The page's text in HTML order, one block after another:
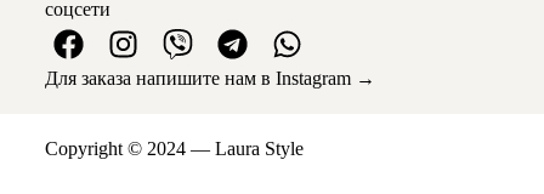
соцсети
Для заказа напишите нам в Instagram →
Copyright © 2024 — Laura Style